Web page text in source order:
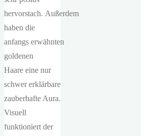
hervorstach. Außerdem
haben die
anfangs erwähnten
goldenen
Haare eine nur
schwer erklärbare
zauberhafte Aura.
Visuell
funktioniert der